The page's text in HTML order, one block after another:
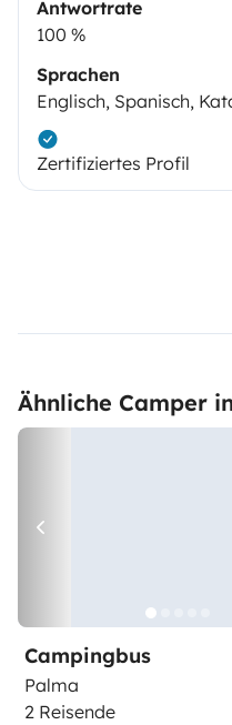
Antwortrate
100 %
Sprachen
Englisch, Spanisch,
Zertifiziertes Profil
Ähnliche Camper
Campingbus
Palma
2 Reisende